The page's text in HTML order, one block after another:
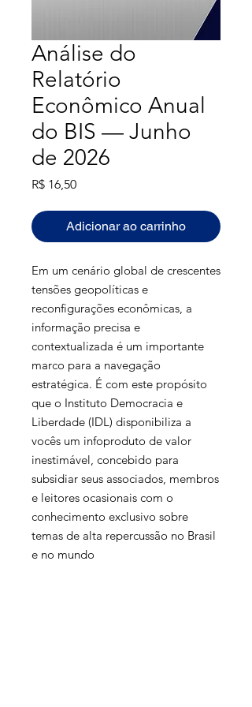
Análise do
Relatório
Econômico Anual
do BIS — Junho
de 2026
R$ 16,50Preço
Adicionar ao carrinho
Em um cenário global de crescentes
tensões geopolíticas e
reconfigurações econômicas, a
informação precisa e
contextualizada é um importante
marco para a navegação
estratégica. É com este propósito
que o Instituto Democracia e
Liberdade (IDL) disponibiliza a
vocês um infoproduto de valor
inestimável, concebido para
subsidiar seus associados, membros
e leitores ocasionais com o
conhecimento exclusivo sobre
temas de alta repercussão no Brasil
e no mundo